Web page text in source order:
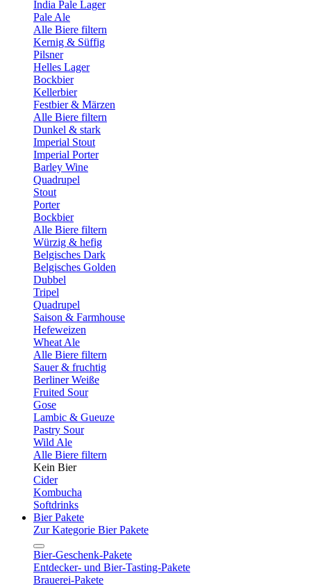
India Pale Lager
Pale Ale
Alle Biere filtern
Kernig & Süffig
Pilsner
Helles Lager
Bockbier
Kellerbier
Festbier & Märzen
Alle Biere filtern
Dunkel & stark
Imperial Stout
Imperial Porter
Barley Wine
Quadrupel
Stout
Porter
Bockbier
Alle Biere filtern
Würzig & hefig
Belgisches Dark
Belgisches Golden
Dubbel
Tripel
Quadrupel
Saison & Farmhouse
Hefeweizen
Wheat Ale
Alle Biere filtern
Sauer & fruchtig
Berliner Weiße
Fruited Sour
Gose
Lambic & Gueuze
Pastry Sour
Wild Ale
Alle Biere filtern
Kein Bier
Cider
Kombucha
Softdrinks
Bier Pakete
Zur Kategorie Bier Pakete
Bier-Geschenk-Pakete
Entdecker- und Bier-Tasting-Pakete
Brauerei-Pakete